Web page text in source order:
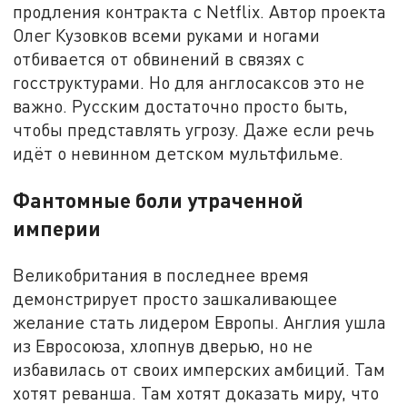
продления контракта с Netflix. Автор проекта
Олег Кузовков всеми руками и ногами
отбивается от обвинений в связях с
госструктурами. Но для англосаксов это не
важно. Русским достаточно просто быть,
чтобы представлять угрозу. Даже если речь
идёт о невинном детском мультфильме.
Фантомные боли утраченной
империи
Великобритания в последнее время
демонстрирует просто зашкаливающее
желание стать лидером Европы. Англия ушла
из Евросоюза, хлопнув дверью, но не
избавилась от своих имперских амбиций. Там
хотят реванша. Там хотят доказать миру, что